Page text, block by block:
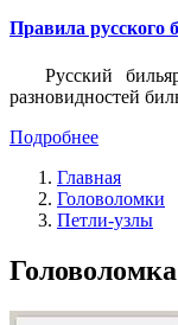
Правила русского
Русский
разновидностей
Подробнее
Главная
Головоломки
Петли-узлы